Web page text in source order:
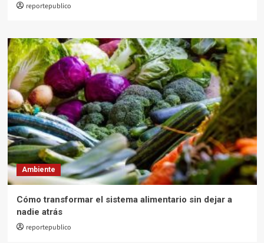
reportepublico
Ambiente
Cómo transformar el sistema alimentario sin dejar a
nadie atrás
reportepublico